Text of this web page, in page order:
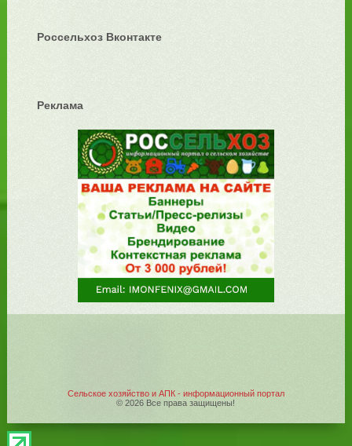
Россельхоз Вконтакте
Реклама
Сельское хозяйство и АПК - информационный портал
© 2026 Все права защищены!